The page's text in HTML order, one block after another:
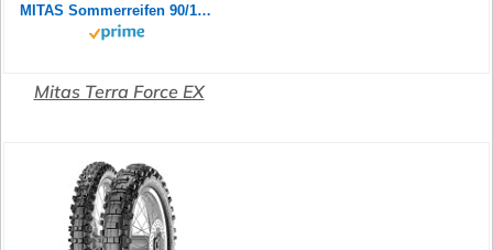
MITAS Sommerreifen 90/100-21 TT 65R TERRA FORCE-EX MH SUPERLIGHT (GREEN) (MEDIUM/HARD) (SLO)
Mitas Terra Force EX